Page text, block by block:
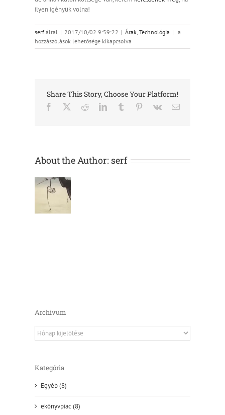
ilyen igényük volna!
serfáltal | 2017/10/02 9:59:22 | Árak, Technológia | Nem
PDF
konvertálnak?
bejegyzéshez
a
hozzászólások lehetősége kikapcsolva
Share This Story, Choose Your Platform!
Facebook RedditLinkedInTumblr Pinterest
Vk Email:
About the Author: serf
Archivum
Archivum
Kategória
Egyéb (8)
ekönyvpiac (8)